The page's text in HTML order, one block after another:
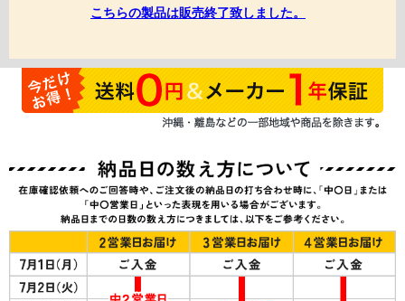
こちらの製品は販売終了致しました。